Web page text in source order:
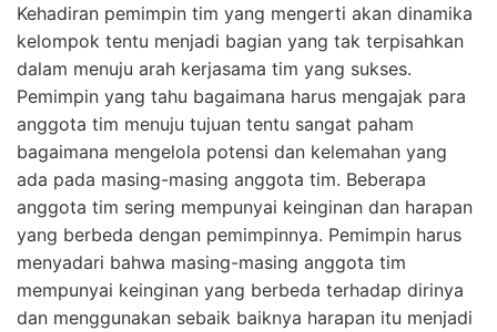
Kehadiran pemimpin tim yang mengerti akan dinamika
kelompok tentu menjadi bagian yang tak terpisahkan
dalam menuju arah kerjasama tim yang sukses.
Pemimpin yang tahu bagaimana harus mengajak para
anggota tim menuju tujuan tentu sangat paham
bagaimana mengelola potensi dan kelemahan yang
ada pada masing-masing anggota tim. Beberapa
anggota tim sering mempunyai keinginan dan harapan
yang berbeda dengan pemimpinnya. Pemimpin harus
menyadari bahwa masing-masing anggota tim
mempunyai keinginan yang berbeda terhadap dirinya
dan menggunakan sebaik baiknya harapan itu menjadi